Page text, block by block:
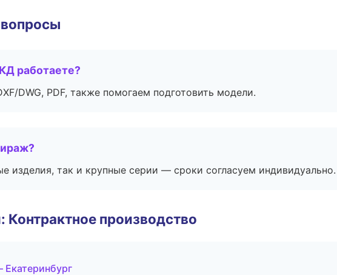
работаете?
DWG, PDF, также помогаем подготовить модели.
изделия, так и крупные серии — сроки согласуем индивидуально.
производство